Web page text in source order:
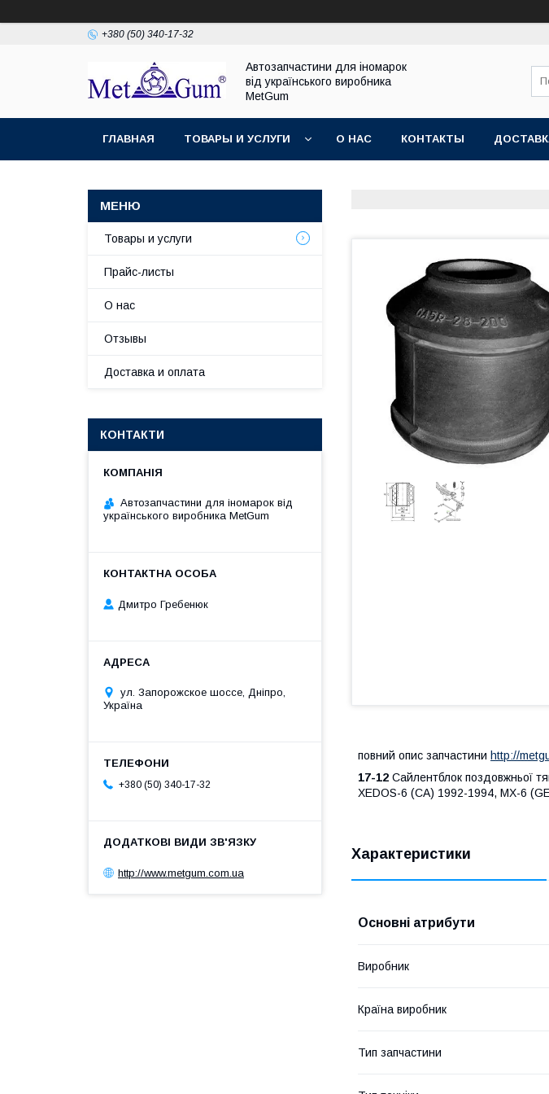
+380 (50) 340-17-32
Автозапчастини для іномарок
від українського виробника
MetGum
ГЛАВНАЯ ТОВАРЫ И УСЛУГИ О НАС КОНТАКТЫ
повний опис запчастини http://
17-12 Сайлентблок поздовжньої
XEDOS-6 (CA) 1992-1994, MX-6
Характеристики
Основні атрибути
Виробник
Країна виробник
Тип запчастини
Товары и услуги
Прайс-листы
О нас
Отзывы
Доставка и оплата
КОНТАКТИ
Автозапчастини для іномарок від
українського виробника MetGum
Дмитро Гребенюк
ул. Запорожское шоссе, Дніпро,
Україна
+380 (50) 340-17-32
http://www.metgum.com.ua